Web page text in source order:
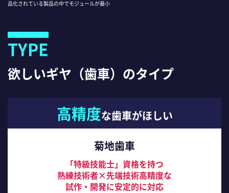
品化されている製品の中でモジュールが最小
TYPE
欲しいギヤ（歯車）のタイプ
高精度な歯車がほしい
菊地歯車
「特級技能士」資格を持つ
熟練技術者×先端技術高精度な
試作・開発に安定的に対応